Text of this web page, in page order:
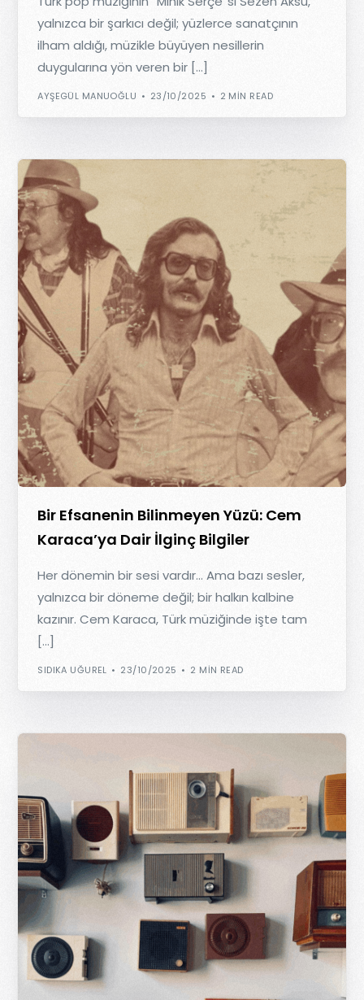
yalnızca bir şarkıcı değil; yüzlerce sanatçının
ilham aldığı, müzikle büyüyen nesillerin
duygularına yön veren bir […]
AYŞEGÜL MANUOĞLU 23/10/2025 2 MIN READ
Bir Efsanenin Bilinmeyen Yüzü: Cem
Karaca’ya Dair İlginç Bilgiler
Her dönemin bir sesi vardır… Ama bazı sesler,
yalnızca bir döneme değil; bir halkın kalbine
kazınır. Cem Karaca, Türk müziğinde işte tam
[…]
SIDIKA UĞUREL 23/10/2025 2 MIN READ